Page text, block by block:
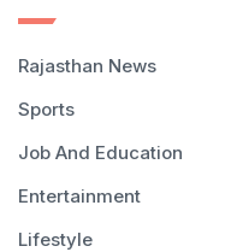
Rajasthan News
Sports
Job And Education
Entertainment
Lifestyle